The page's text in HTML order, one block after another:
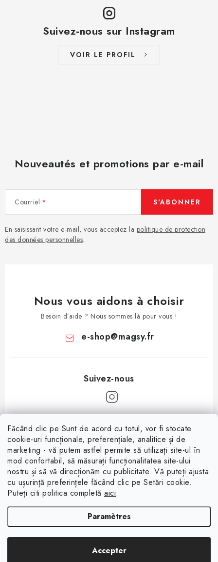
Făcând clic pe Sunt de acord cu totul, vor fi stocate
cookie-uri funcționale, preferențiale, analitice și de
marketing - vă putem astfel permite să utilizați site-ul în
mod confortabil, să măsurați funcționalitatea site-ului
nostru și să vă direcționăm cu publicitate. Vă puteți ajusta
cu ușurință preferințele făcând clic pe Setări cookie.
Puteți citi politica completă aici.
Paramètres
Accepter
Suivez-nous sur Instagram
VOIR LE PROFIL
Nouveautés et promotions par e-mail
Courriel
En saisissant votre e-mail, vous acceptez la politique de protection
des données personnelles.
S'ABONNER
Nous vous aidons à choisir
Besoin d’aide ? Nous sommes là pour vous !
e-shop@magsy.fr
Informații pentru tine
À propos
Conditions de vente
Rétractation du contrat
Facebook
Copyright 2026Magsy.fr. Tous droits réservés.Modifier les paramètres des
cookies